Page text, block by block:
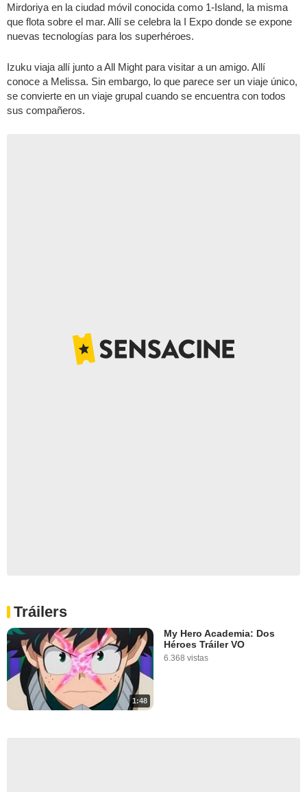
Mirdoriya en la ciudad móvil conocida como 1-Island, la misma
que flota sobre el mar. Allí se celebra la I Expo donde se expone
nuevas tecnologías para los superhéroes.
Izuku viaja allí junto a All Might para visitar a un amigo. Allí
conoce a Melissa. Sin embargo, lo que parece ser un viaje único,
se convierte en un viaje grupal cuando se encuentra con todos
sus compañeros.
Tráilers
1:48
My Hero Academia: Dos
Héroes Tráiler VO
6.368 vistas